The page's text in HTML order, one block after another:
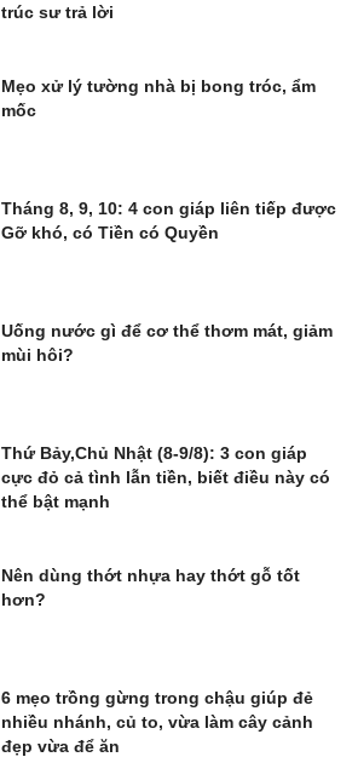
trúc sư trả lời
Mẹo xử lý tường nhà bị bong tróc, ẩm
mốc
Tháng 8, 9, 10: 4 con giáp liên tiếp được
Gỡ khó, có Tiền có Quyền
Uống nước gì để cơ thể thơm mát, giảm
mùi hôi?
Thứ Bảy,Chủ Nhật (8-9/8): 3 con giáp
cực đỏ cả tình lẫn tiền, biết điều này có
thể bật mạnh
Nên dùng thớt nhựa hay thớt gỗ tốt
hơn?
6 mẹo trồng gừng trong chậu giúp đẻ
nhiều nhánh, củ to, vừa làm cây cảnh
đẹp vừa để ăn